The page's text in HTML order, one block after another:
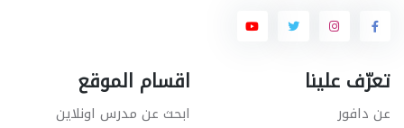
تعرّف علينا
عن دافور
اقسام الموقع
ابحث عن مدرس اونلاين